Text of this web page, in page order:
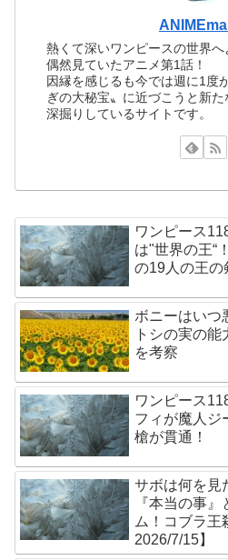
熱くて深いワンピースの世界へ
偶然見ていたアニメ第1話！
因縁を感じるも今では週に1度
ぎの大秘宝〟に近づこうと新
深掘りしているサイトです。
ワンピース
は"世界の王“
の19人の王の
ボニーはいつ
トシの実の能
を考察
ワンピース
フィが魔人ジ
槍が貫通！
サボは何を見
『本当の事』
ム！コブラ王
2026/7/15】